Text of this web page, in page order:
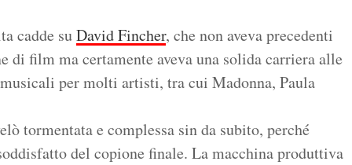
cadde suDavid Fincher, che non aveva precedenti
di film ma certamente aveva una solida carriera alle
per molti artisti, tra cui Madonna, Paula
tormentata e complessa sin da subito, perché
del copione finale. La macchina produttiva